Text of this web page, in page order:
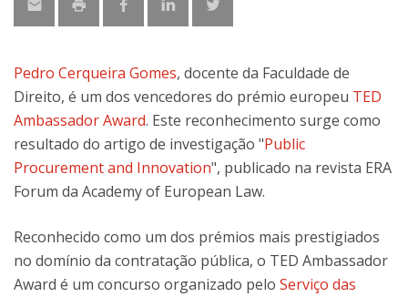
Pedro Cerqueira Gomes, docente da Faculdade de
Direito, é um dos vencedores do prémio europeu TED
Ambassador Award. Este reconhecimento surge como
resultado do artigo de investigação "Public
Procurement and Innovation", publicado na revista ERA
Forum da Academy of European Law.
Reconhecido como um dos prémios mais prestigiados
no domínio da contratação pública, o TED Ambassador
Award é um concurso organizado pelo Serviço das